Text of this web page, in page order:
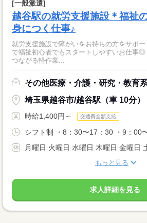
[一般派遣]
越谷駅の就労支援施設＊福祉
身につく仕事♪
就労支援施設で障がいをお持ちの方をサポ
で福祉初心者でもスタートしやすいお仕事◎ 業務内容の例 ・就労に
つながる軽作業...
その他医療・介護・研究・教育
埼玉県越谷市/越谷駅（車 10分）
時給1,400円～ 交通費全額支給
シフト制 ・8：30〜17：30 ・9：00
月曜日 火曜日 水曜日 木曜日 金曜日
もっと見る
求人詳細を見る